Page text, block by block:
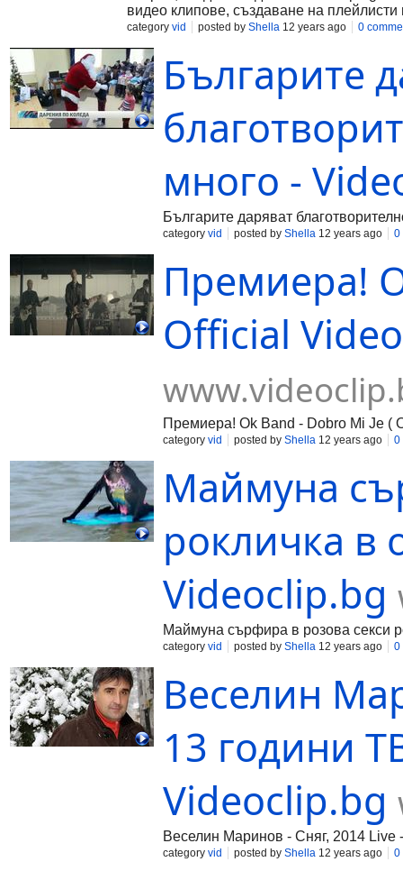
видео клипове, създаване на плейлисти
category vid posted by Shella 12 years ago 0
Българите
много -
Българите даряват
category vid posted by Shella 12 years ago 0
Премиера!
Official
Премиера! Ok Band - Dobro Mi Je (
category vid posted by Shella 12 years ago 0
Маймуна
рокличка в
Videoclip.bg
Маймуна сърфира в розова секси
category vid posted by Shella 12 years ago 0
Веселин
13 години
Videoclip.bg
Веселин Маринов - Сняг, 2014 Live
category vid posted by Shella 12 years ago 0